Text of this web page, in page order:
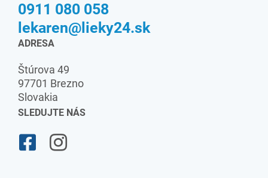
0911 080 058
lekaren@lieky24.sk
ADRESA
Štúrova 49
97701 Brezno
Slovakia
SLEDUJTE NÁS